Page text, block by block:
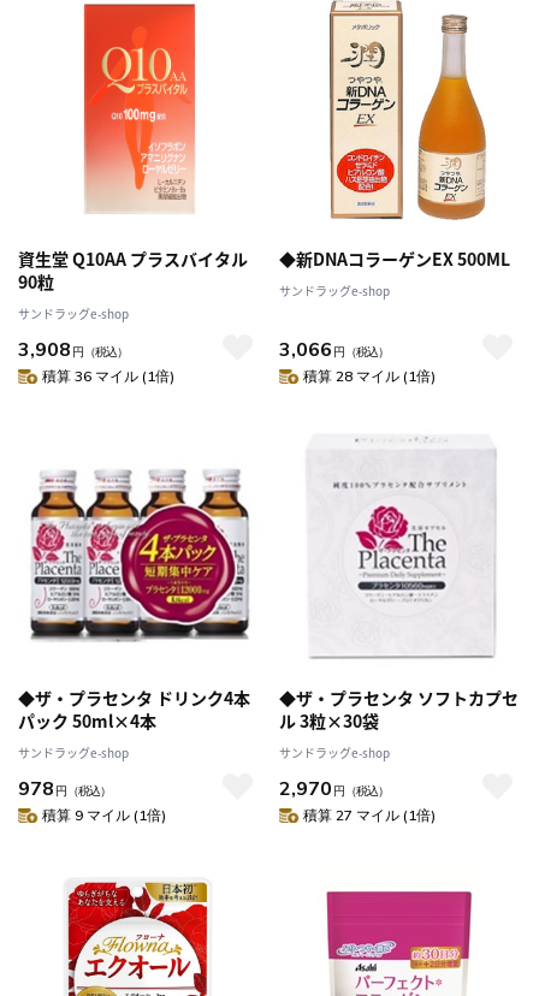
資生堂 Q10AA プラスバイタル
90粒
サンドラッグe-shop
3,908 円 （税込）
積算 36 マイル (1倍)
◆新DNAコラーゲンEX 500ML
サンドラッグe-shop
3,066 円 （税込）
積算 28 マイル (1倍)
◆ザ・プラセンタ ドリンク4本
パック 50ml×4本
サンドラッグe-shop
978 円 （税込）
積算 9 マイル (1倍)
◆ザ・プラセンタ ソフトカプセ
ル 3粒×30袋
サンドラッグe-shop
2,970 円 （税込）
積算 27 マイル (1倍)